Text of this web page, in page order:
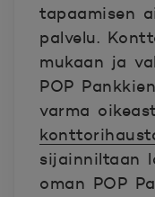
tapaamisen
palvelu.
mukaan ja
POP
varma
Avautuu
sijainniltaan
oman POP